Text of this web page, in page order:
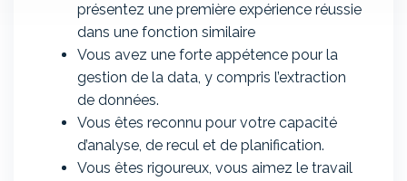
présentez une première expérience réussie
dans une fonction similaire
Vous avez une forte appétence pour la
gestion de la data, y compris l’extraction
de données.
Vous êtes reconnu pour votre capacité
d’analyse, de recul et de planification.
Vous êtes rigoureux, vous aimez le travail